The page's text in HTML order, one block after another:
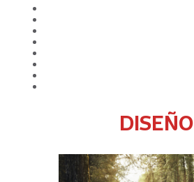
DISEÑO